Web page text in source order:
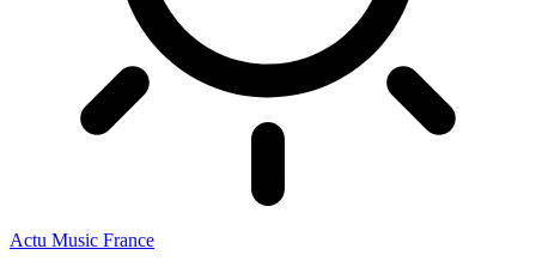
Actu Music France